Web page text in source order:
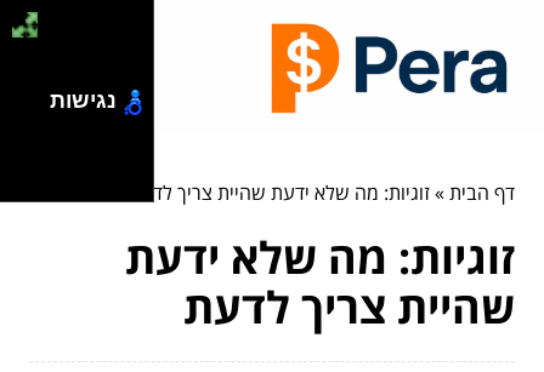
דף הבית»זוגיות: מה שלא ידעת שהיית צריך לדעת
זוגיות: מה שלא ידעת
שהיית צריך לדעת
נגישות